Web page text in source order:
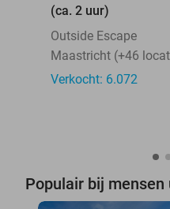
(ca. 2 uur)
Outside Escape
Maastricht (+46
Verkocht: 6.072
Populair bij